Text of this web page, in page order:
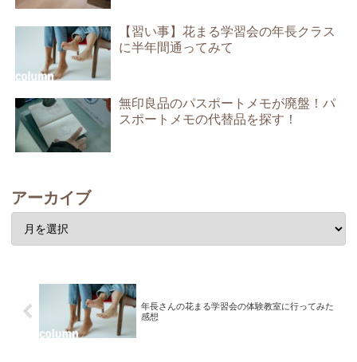
【習い事】花まる学習会の年長クラス
に半年間通ってみて
無印良品のパスポートメモが廃盤！パ
スポートメモの代替品を探す！
アーカイブ
年長さんの花まる学習会の体験教室に行ってみた
感想